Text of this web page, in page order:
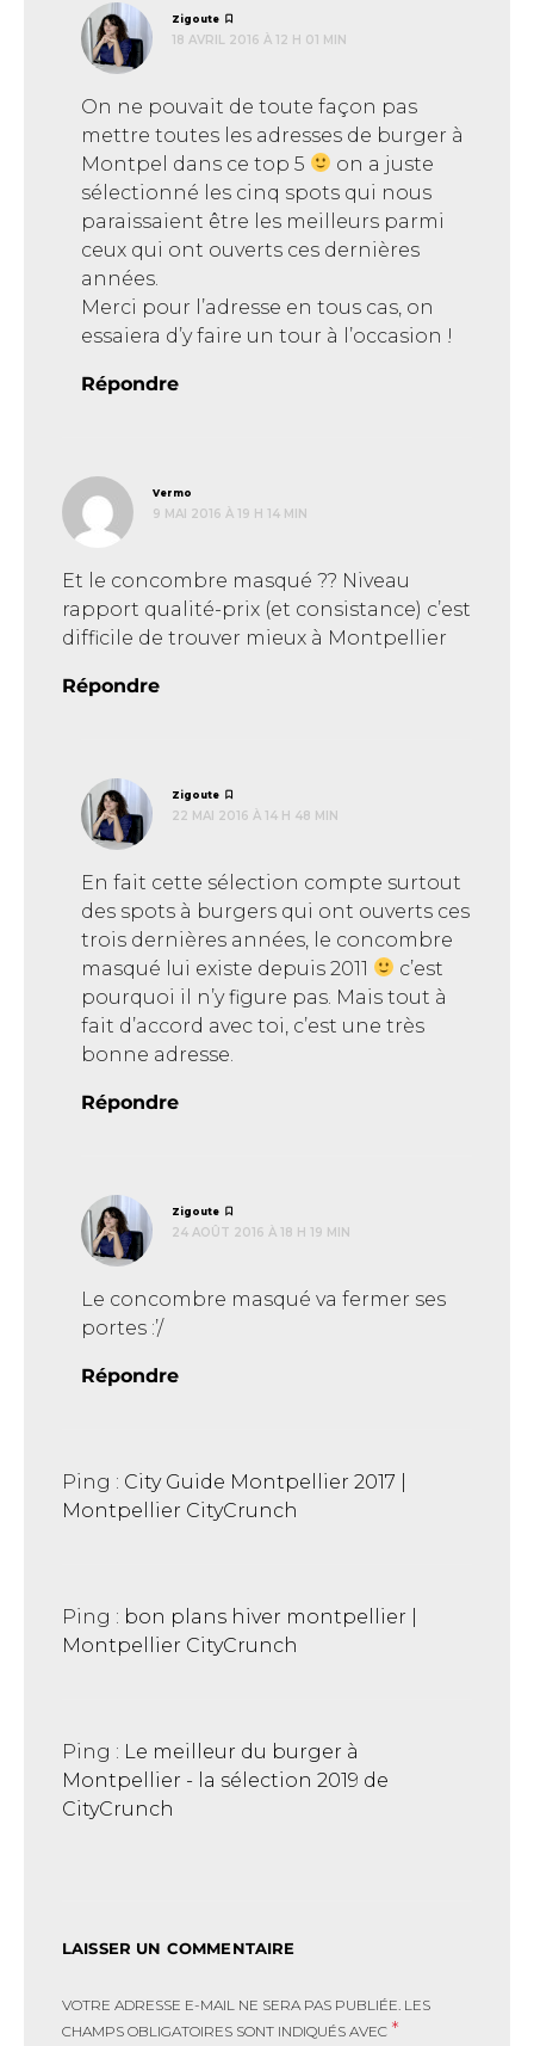
Zigoute
18 AVRIL 2016 À 12 H 01 MIN
On ne pouvait de toute façon pas
mettre toutes les adresses de burger à
Montpel dans ce top 5
on a juste
sélectionné les cinq spots qui nous
paraissaient être les meilleurs parmi
ceux qui ont ouverts ces dernières
années.
Merci pour l’adresse en tous cas, on
essaiera d’y faire un tour à l’occasion !
Répondre
Vermo
9 MAI 2016 À 19 H 14 MIN
Et le concombre masqué ?? Niveau
rapport qualité-prix (et consistance) c’est
difficile de trouver mieux à Montpellier
Répondre
Zigoute
22 MAI 2016 À 14 H 48 MIN
En fait cette sélection compte surtout
des spots à burgers qui ont ouverts ces
trois dernières années, le concombre
masqué lui existe depuis 2011
c’est
pourquoi il n’y figure pas. Mais tout à
fait d’accord avec toi, c’est une très
bonne adresse.
Répondre
Zigoute
24 AOÛT 2016 À 18 H 19 MIN
Le concombre masqué va fermer ses
portes :’/
Répondre
Ping : City Guide Montpellier 2017 |
Montpellier CityCrunch
Ping : bon plans hiver montpellier |
Montpellier CityCrunch
Ping : Le meilleur du burger à
Montpellier - la sélection 2019 de
CityCrunch
LAISSER UN COMMENTAIRE
VOTRE ADRESSE E-MAIL NE SERA PAS PUBLIÉE. LES
CHAMPS OBLIGATOIRES SONT INDIQUÉS AVEC *